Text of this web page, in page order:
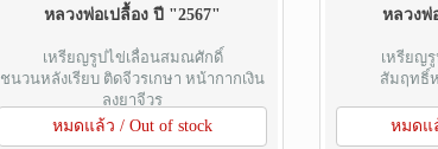
หลวงพ่อเปลื้อง ปี "2567"
เหรียญรูปไข่เลื่อนสมณศักดิ์
ชนวนหลังเรียบ ติดจีวรเกษา หน้ากากเงิน
ลงยาจีวร
หมดแล้ว / Out of stock
หลวงพ่
เหรียญ
สัมฤทธิ์
หมดแ